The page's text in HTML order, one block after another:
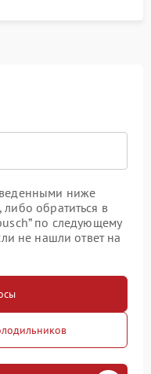
ниже
обратиться в
по следующему
не нашли ответ на